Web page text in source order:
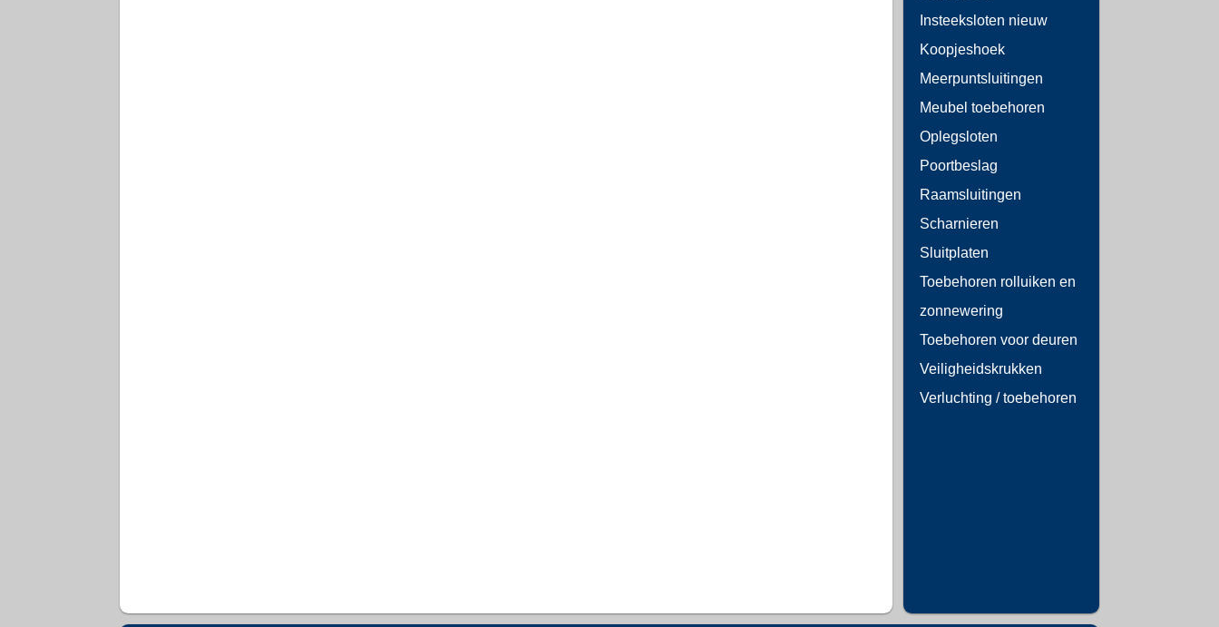
Insteeksloten nieuw
Koopjeshoek
Meerpuntsluitingen
Meubel toebehoren
Oplegsloten
Poortbeslag
Raamsluitingen
Scharnieren
Sluitplaten
Toebehoren rolluiken en
zonnewering
Toebehoren voor deuren
Veiligheidskrukken
Verluchting / toebehoren